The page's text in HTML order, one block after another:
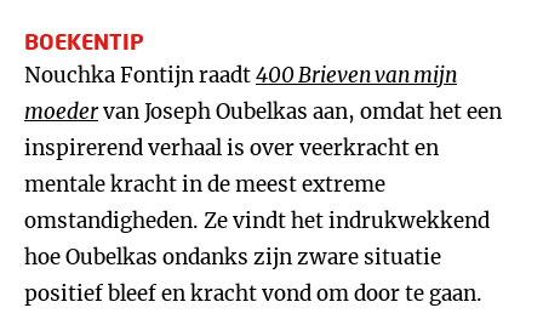
BOEKENTIP
Nouchka Fontijn raadt400 Brieven van mijn
moedervan Joseph Oubelkas aan, omdat het een
inspirerend verhaal is over veerkracht en
mentale kracht in de meest extreme
omstandigheden. Ze vindt het indrukwekkend
hoe Oubelkas ondanks zijn zware situatie
positief bleef en kracht vond om door te gaan.